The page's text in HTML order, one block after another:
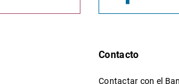
Contacto
Contactar con el